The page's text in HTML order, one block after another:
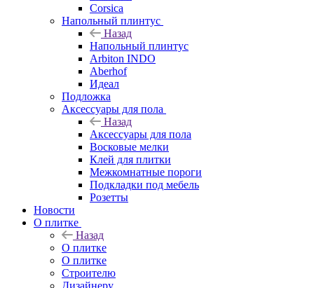
Corsica
Напольный плинтус
Назад
Напольный плинтус
Arbiton INDO
Aberhof
Идеал
Подложка
Аксессуары для пола
Назад
Аксессуары для пола
Восковые мелки
Клей для плитки
Межкомнатные пороги
Подкладки под мебель
Розетты
Новости
О плитке
Назад
О плитке
О плитке
Строителю
Дизайнеру